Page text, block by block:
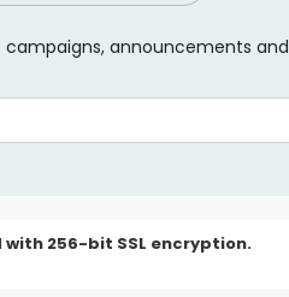
announcements and
256-bit SSL encryption.